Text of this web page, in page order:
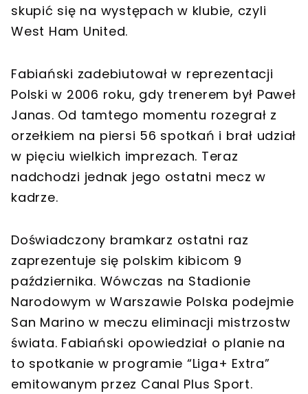
skupić się na występach w klubie, czyli
West Ham United.
Fabiański zadebiutował w reprezentacji
Polski w 2006 roku, gdy trenerem był Paweł
Janas. Od tamtego momentu rozegrał z
orzełkiem na piersi 56 spotkań i brał udział
w pięciu wielkich imprezach. Teraz
nadchodzi jednak jego ostatni mecz w
kadrze.
Doświadczony bramkarz ostatni raz
zaprezentuje się polskim kibicom 9
października. Wówczas na Stadionie
Narodowym w Warszawie Polska podejmie
San Marino w meczu eliminacji mistrzostw
świata. Fabiański opowiedział o planie na
to spotkanie w programie “Liga+ Extra”
emitowanym przez Canal Plus Sport.